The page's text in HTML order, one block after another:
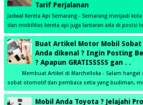
Tarif Perjalanan
Jadwal Kereta Api Semarang - Semarang menjadi
dan mobilitas kereta api juga lantaran ada di posisi
Buat Artikel Motor Mobil Sobat
Anda dikenal ? Ingin Posting
? Apapun GRATISSSSS gan . .
Membuat Artikel di Marchelloka - Salam hangat
sobat otomotif dan pembaca setia yang budiman,
Mobil Anda Toyota ? Jelajahi